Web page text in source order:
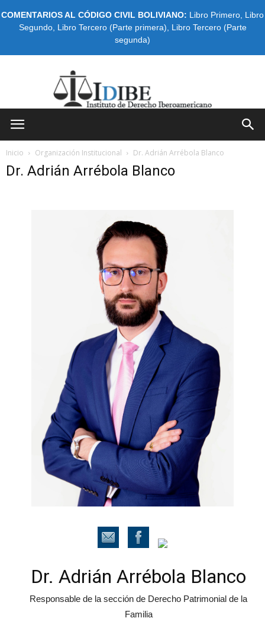
COMENTARIOS AL CÓDIGO CIVIL BOLIVIANO: Libro Primero Libro
Segundo, Libro Tercero (Parte primera)
Libro Tercero (Parte
segunda)
Inicio Organización Institucional Dr. Adrián Arrébola Blanco
Dr. Adrián Arrébola Blanco
Dr. Adrián Arrébola Blanco
Responsable de la sección de Derecho Patrimonial de la
Familia